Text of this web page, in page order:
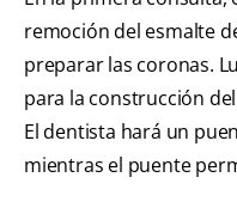
remoción del esmalte
preparar las coronas.
para la construcción
El dentista hará un
mientras el puente